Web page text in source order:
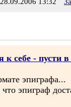
к себе - пусти в
эпиграфа...
эпиграф